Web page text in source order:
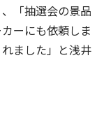
「抽選会の景品
ーにも依頼しま
ました」と浅井